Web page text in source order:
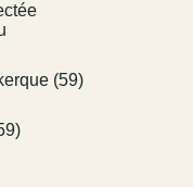
(59)